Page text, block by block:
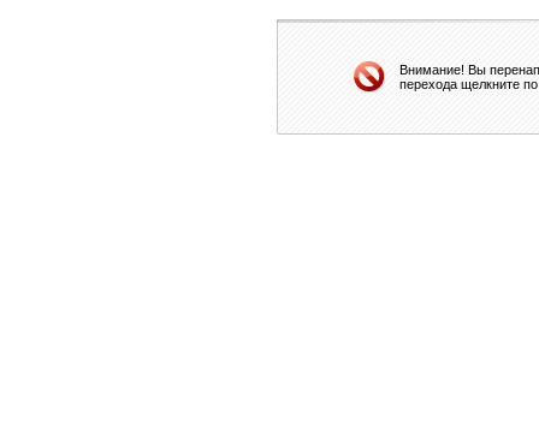
Внимание! Вы
перехода щелкните